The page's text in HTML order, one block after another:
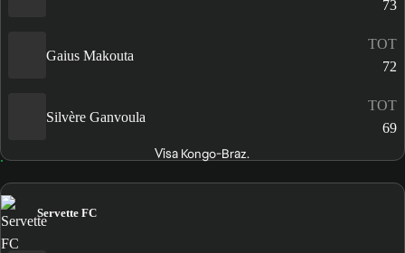
73
Gaius Makouta
TOT
72
Silvère Ganvoula
TOT
69
Visa Kongo-Braz.
Servette FC